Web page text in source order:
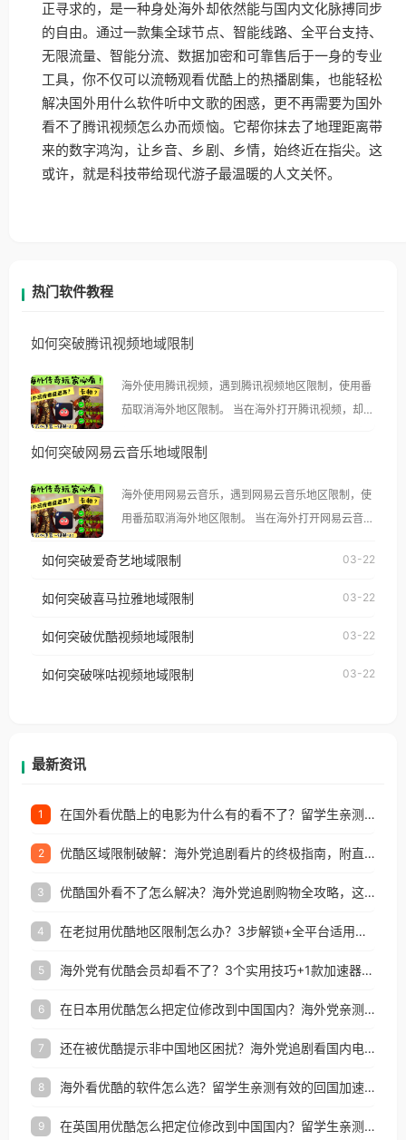
正寻求的，是一种身处海外却依然能与国内文化脉搏同步
的自由。通过一款集全球节点、智能线路、全平台支持、
无限流量、智能分流、数据加密和可靠售后于一身的专业
工具，你不仅可以流畅观看优酷上的热播剧集，也能轻松
解决国外用什么软件听中文歌的困惑，更不再需要为国外
看不了腾讯视频怎么办而烦恼。它帮你抹去了地理距离带
来的数字鸿沟，让乡音、乡剧、乡情，始终近在指尖。这
或许，就是科技带给现代游子最温暖的人文关怀。
热门软件教程
如何突破腾讯视频地域限制
海外使用腾讯视频，遇到腾讯视频地区限制，使用番
茄取消海外地区限制。 当在海外打开腾讯视频，却突
示语。 海外用户如香港、澳门、台湾、美国、加拿
像其他音乐平台一样，出现地区及版权限制问题，且
仅能在中国大陆地区播放。 遇到这个问题的朋友们，
台湾、美国、加拿大、澳大利亚、欧洲等国家和地区
权限制所困扰。
如何突破网易云音乐地域限制
海外使用网易云音乐，遇到网易云音乐地区限制，使
用番茄取消海外地区限制。 当在海外打开网易云音
播放”的提示语。 海外用户如香港、澳门、台湾、美
制问题，且仅能在中国大陆地区播放。 遇到这个问题
户收听网易云音乐地区版权限制」的问题，无论人在
如何突破爱奇艺地域限制 03-22
如何突破喜马拉雅地域限制 03-22
如何突破优酷视频地域限制 03-22
如何突破咪咕视频地域限制 03-22
最新资讯
1 在国外看优酷上的电影为什么有的看不了？留学生亲测有效的回国加速方案
2 优酷区域限制破解：海外党追剧看片的终极指南，附直播欧冠+1905电影网解决方案
3 优酷国外看不了怎么解决？海外党追剧购物全攻略，这招亲测有效！
4 在老挝用优酷地区限制怎么办？3步解锁+全平台适用的回国加速器指南
5 海外党有优酷会员却看不了？3个实用技巧+1款加速器解决追剧&金融APP难题
6 在日本用优酷怎么把定位修改到中国国内？海外党亲测有效的回国加速指南
7 还在被优酷提示非中国地区困扰？海外党追剧看国内电影的正确打开方式
8 海外看优酷的软件怎么选？留学生亲测有效的回国加速方案
9 在英国用优酷怎么把定位修改到中国国内？留学生亲测有效的回国加速方案